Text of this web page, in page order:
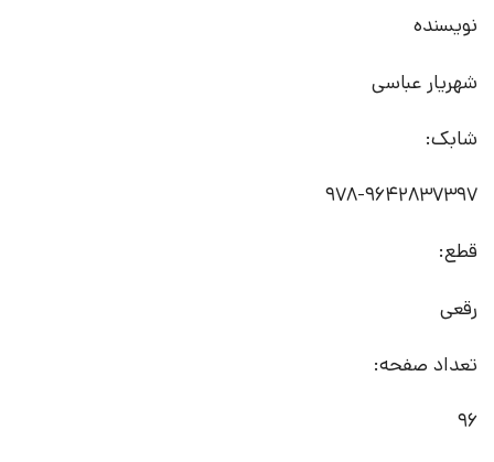
نویسنده
شهریار عباسی
شابک:
978-9642837397
قطع:
رقعی
تعداد صفحه:
96